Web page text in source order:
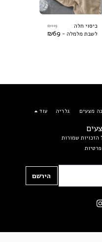
כיסוי חלה
לשבת מלמלה -
₪119
₪69
פרטיות
מצעים גלריה עוד
הירשם